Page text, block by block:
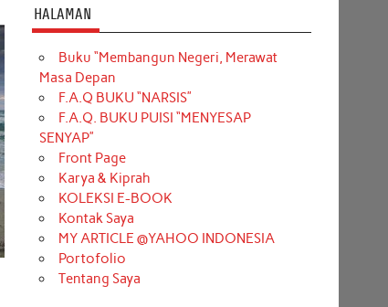
HALAMAN
Buku “Membangun Negeri, Merawat
Masa Depan
F.A.Q BUKU “NARSIS”
F.A.Q. BUKU PUISI “MENYESAP
SENYAP”
Front Page
Karya & Kiprah
KOLEKSI E-BOOK
Kontak Saya
MY ARTICLE @YAHOO INDONESIA
Portofolio
Tentang Saya